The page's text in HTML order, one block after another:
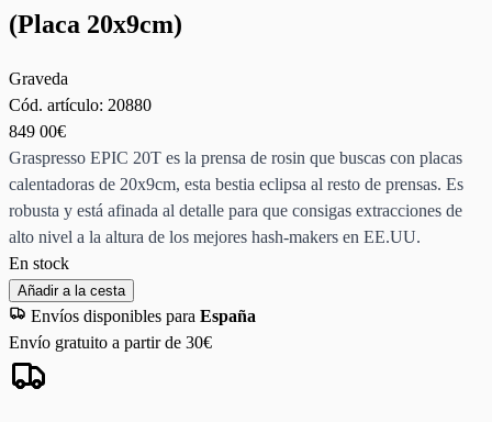
(Placa 20x9cm)
Graveda
Cód. artículo: 20880
849 00€
Graspresso EPIC 20T es la prensa de rosin que buscas con placas
calentadoras de 20x9cm, esta bestia eclipsa al resto de prensas. Es
robusta y está afinada al detalle para que consigas extracciones de
alto nivel a la altura de los mejores hash-makers en EE.UU.
En stock
Añadir a la cesta
Envíos disponibles para España
Envío gratuito a partir de 30€